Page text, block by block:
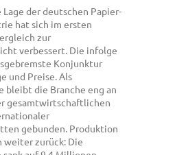
der deutschen Papier-
hat sich im ersten
zur
verbessert. Die infolge
Konjunktur
und Preise. Als
bleibt die Branche eng an
gesamtwirtschaftlichen
gebunden. Produktion
weiter zurück: Die